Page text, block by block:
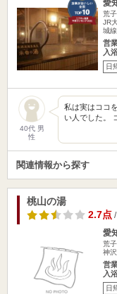
愛
荒
JR
城
営
入
日
40代 男
性
私は実はココ
い人でした。
関連情報から探す
桃山の湯
2.7点/
愛
荒
神
営
入
日